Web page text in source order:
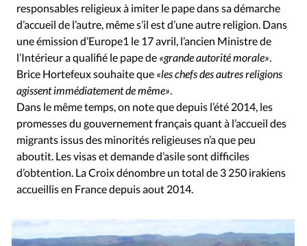
responsables religieux à imiter le pape dans sa démarche
d’accueil de l’autre, même s’il est d’une autre religion. Dans
une émission d’Europe1 le 17 avril, l’ancien Ministre de
l’Intérieur a qualifié le pape de «grande autorité morale»
Brice Hortefeux souhaite que «les chefs des autres religions
agissent immédiatement de même»
Dans le même temps, on note que depuis l’été 2014, les
promesses du gouvernement français quant à l’accueil des
migrants issus des minorités religieuses n’a que peu
aboutit. Les visas et demande d’asile sont difficiles
d’obtention. La Croix dénombre un total de 3 250 irakiens
accueillis en France depuis aout 2014.